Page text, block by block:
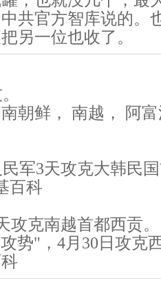
共官方智库说的。
另一位也收了。
朝鲜， 南越， 阿
军3天攻克大韩民
百科
攻克南越首都西贡。
势"，4月30日攻克